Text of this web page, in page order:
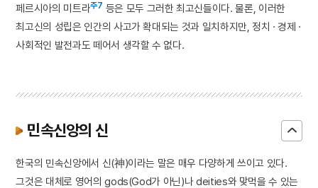
페르시아의 미트라주7 등은 모두 그러한 최고신들이다. 물론, 이러한
최고신의 성립은 인간의 사고가 확대되는 것과 일치하지만, 정치 · 경제 ·
사회적인 발전과도 떼어서 생각할 수 없다.
민속신앙의 신
한국의 민속신앙에서 신(神)이라는 말은 매우 다양하게 쓰이고 있다.
그것은 대체로 영어의 gods(God가 아닌)나 deities와 맞먹을 수 있는